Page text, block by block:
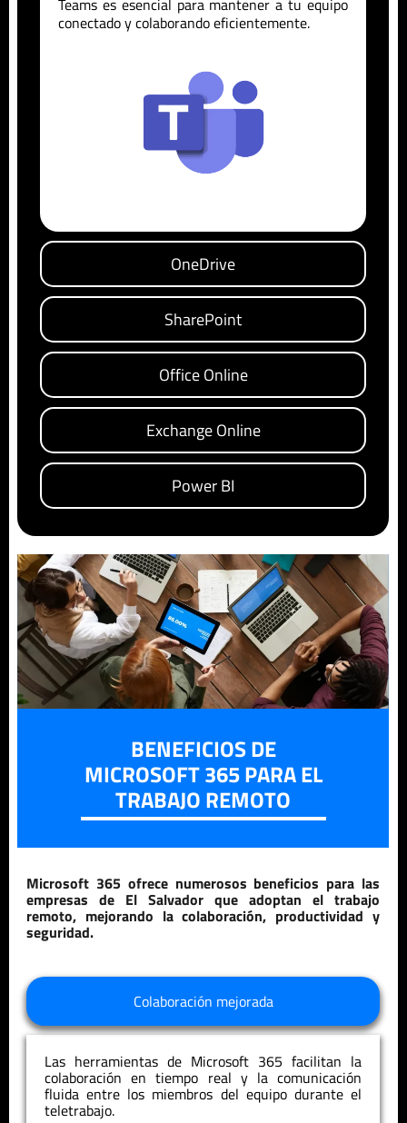
OneDrive
SharePoint
Office Online
Exchange Online
Power BI
conectado y colaborando eficientemente.
BENEFICIOS DE
MICROSOFT 365 PARA EL
TRABAJO REMOTO
Microsoft 365 ofrece numerosos beneficios para las
empresas de El Salvador que adoptan el trabajo
remoto, mejorando la colaboración, productividad y
seguridad.
Colaboración mejorada
Las herramientas de Microsoft 365 facilitan la
colaboración en tiempo real y la comunicación
fluida entre los miembros del equipo durante el
teletrabajo.